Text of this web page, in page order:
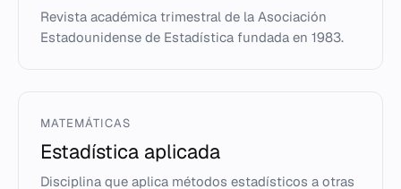
Revista académica trimestral de la Asociación
Estadounidense de Estadística fundada en 1983.
MATEMÁTICAS
Estadística aplicada
Disciplina que aplica métodos estadísticos a otras